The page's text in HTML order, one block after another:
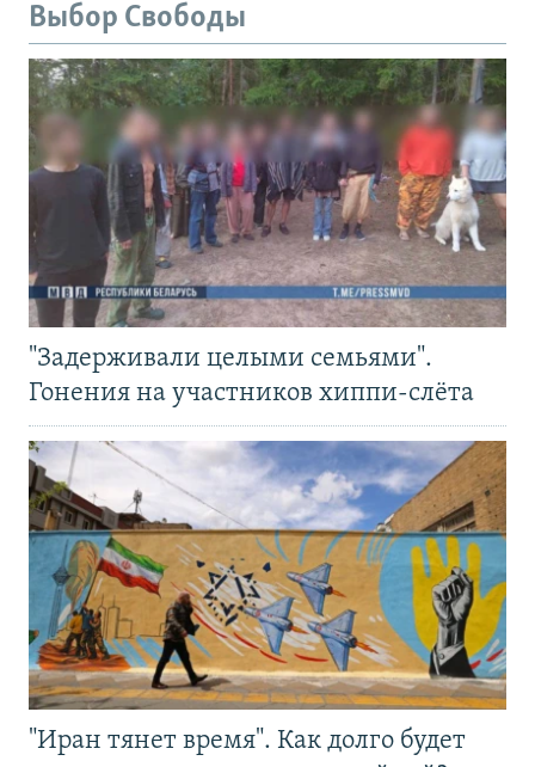
Выбор Свободы
"Задерживали целыми семьями".
Гонения на участников хиппи-слёта
"Иран тянет время". Как долго будет